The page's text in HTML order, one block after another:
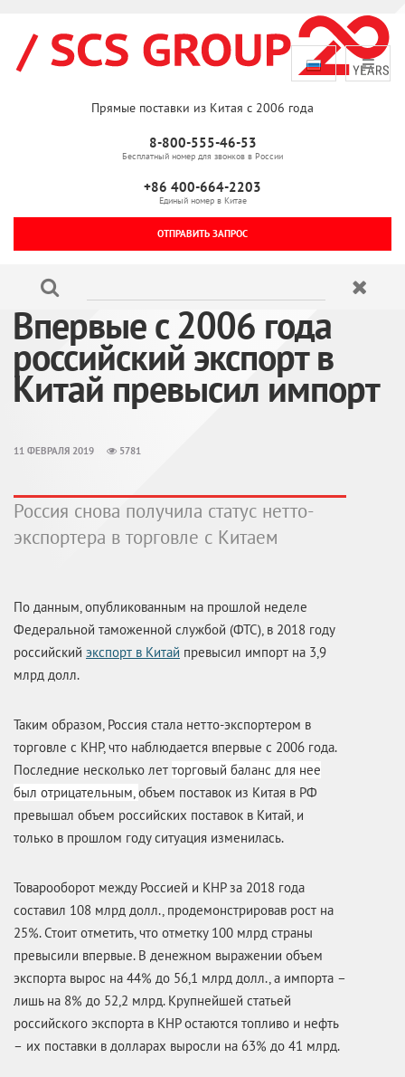
Прямые поставки из Китая с 2006 года
8-800-555-46-53
Бесплатный номер для звонков в России
+86 400-664-2203
Единый номер в Китае
ОТПРАВИТЬ ЗАПРОС
Впервые с 2006 года
российский экспорт в
Китай превысил импорт
11 ФЕВРАЛЯ 2019 5781
Россия снова получила статус нетто-
экспортера в торговле с Китаем
По данным, опубликованным на прошлой неделе
Федеральной таможенной службой (ФТС), в 2018 году
российский экспорт в Китай превысил импорт на 3,9
млрд долл.
Таким образом, Россия стала нетто-экспортером в
торговле с КНР, что наблюдается впервые с 2006 года.
Последние несколько лет торговый баланс для нее
был отрицательным,объем поставок из Китая в РФ
превышал объем российских поставок в Китай, и
только в прошлом году ситуация изменилась.
Товарооборот между Россией и КНР за 2018 года
составил 108 млрд долл., продемонстрировав рост на
25%. Стоит отметить, что отметку 100 млрд страны
превысили впервые. В денежном выражении объем
экспорта вырос на 44% до 56,1 млрд долл., а импорта –
лишь на 8% до 52,2 млрд. Крупнейшей статьей
российского экспорта в КНР остаются топливо и нефть
– их поставки в долларах выросли на 63% до 41 млрд.